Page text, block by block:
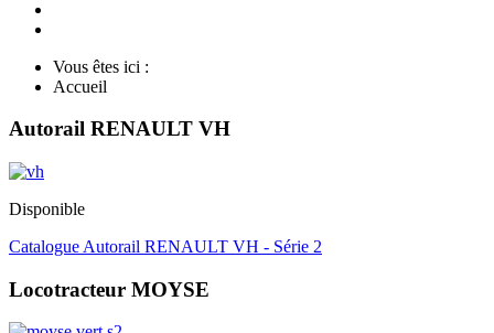
Vous êtes ici :
Accueil
Autorail RENAULT VH
Disponible
Catalogue Autorail RENAULT VH - Série 2
Locotracteur MOYSE